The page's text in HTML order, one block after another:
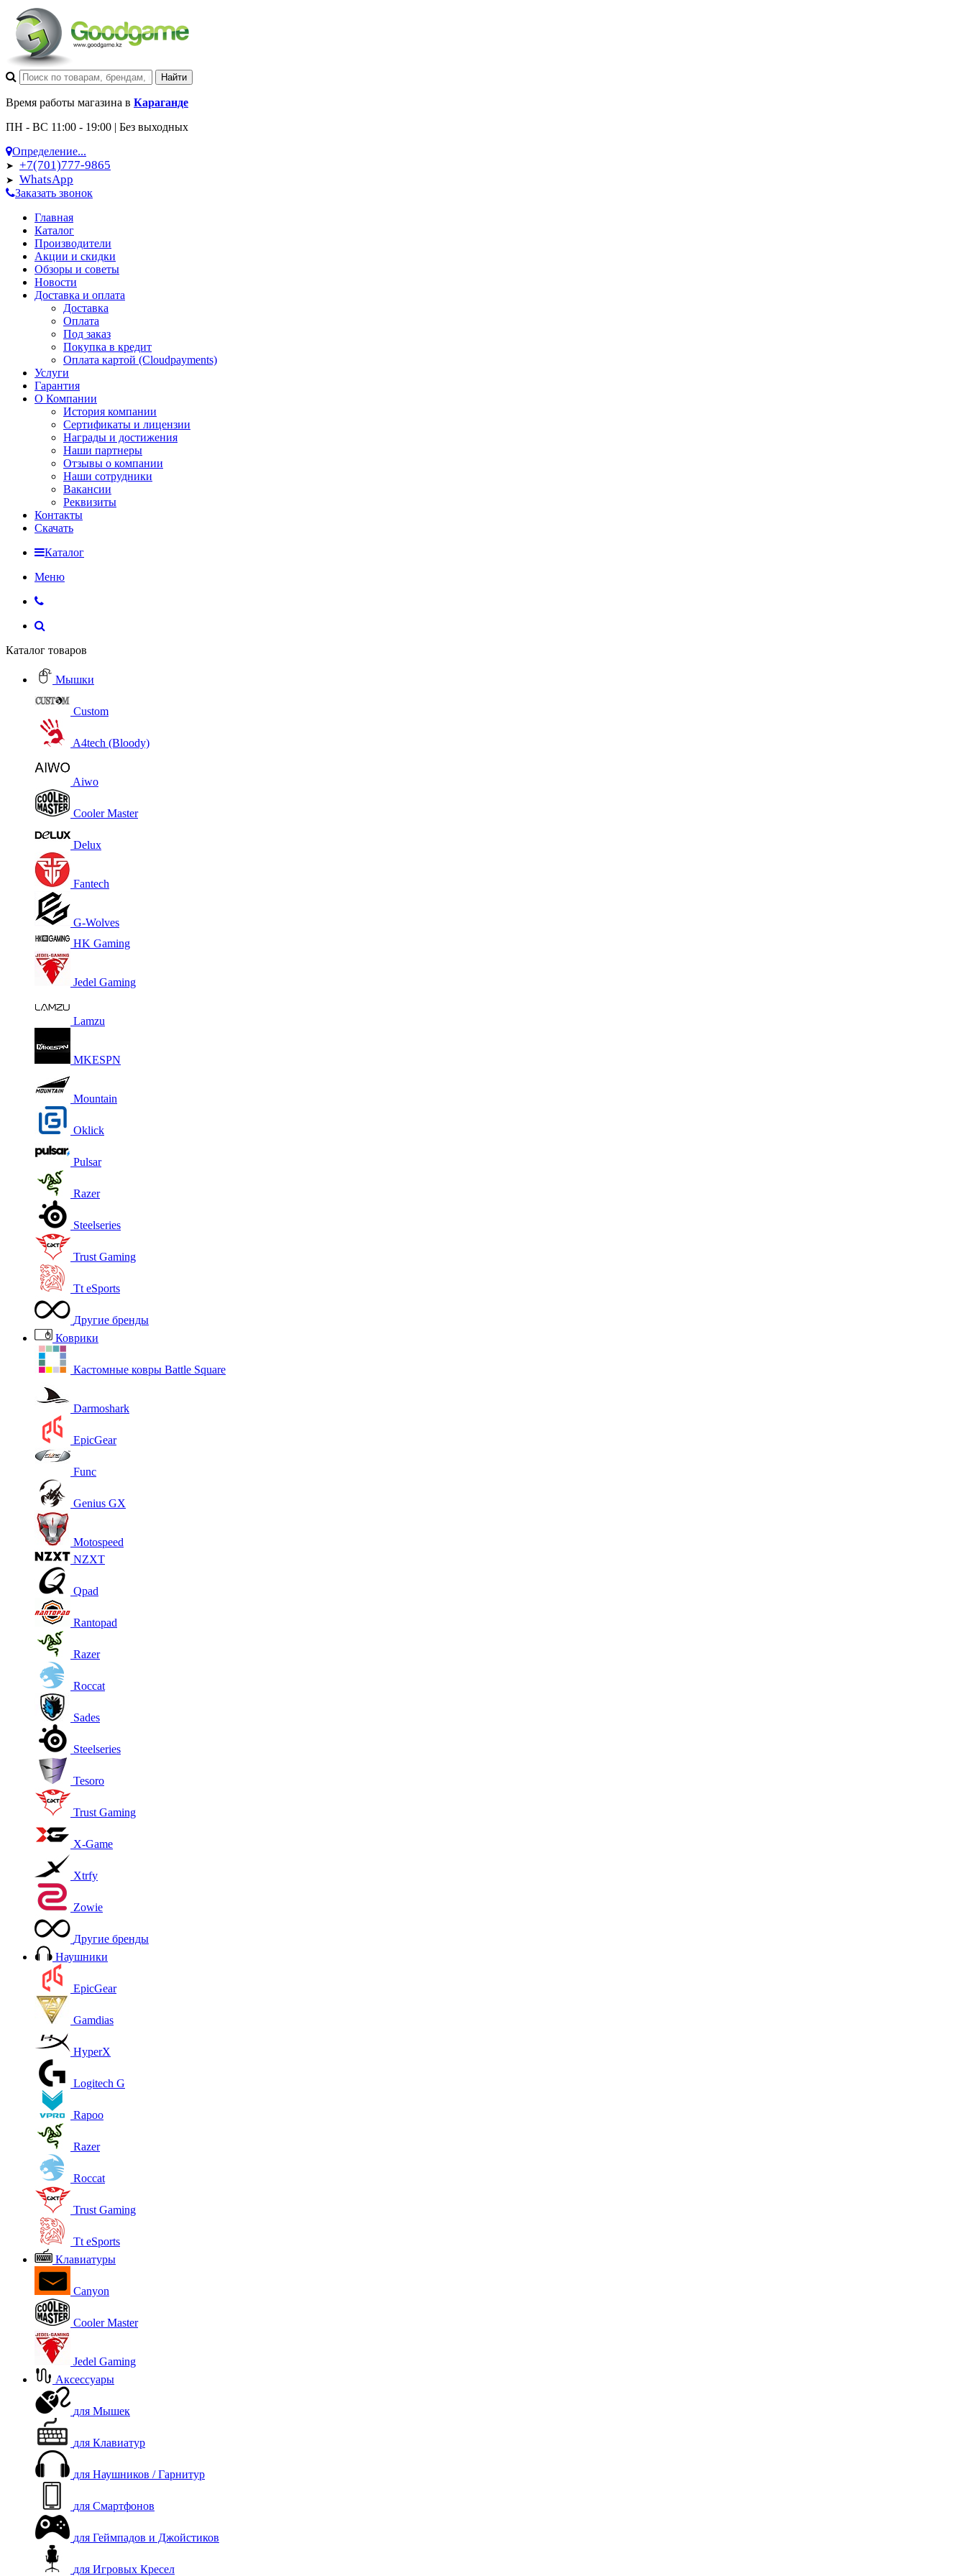
Время работы магазина в Караганде
ПН - ВС 11:00 - 19:00 | Без выходных
Определение...
➤ +7(701)777-9865
➤ WhatsApp
Заказать звонок
Главная
Каталог
Производители
Акции и скидки
Обзоры и советы
Новости
Доставка и оплата
Доставка
Оплата
Под заказ
Покупка в кредит
Оплата картой (Cloudpayments)
Услуги
Гарантия
О Компании
История компании
Сертификаты и лицензии
Награды и достижения
Наши партнеры
Отзывы о компании
Наши сотрудники
Вакансии
Реквизиты
Контакты
Скачать
Каталог
Меню
Каталог товаров
Мышки
Custom
A4tech (Bloody)
Aiwo
Cooler Master
Delux
Fantech
G-Wolves
HK Gaming
Jedel Gaming
Lamzu
MKESPN
Mountain
Oklick
Pulsar
Razer
Steelseries
Trust Gaming
Tt eSports
Другие бренды
Коврики
Кастомные ковры Battle Square
Darmoshark
EpicGear
Func
Genius GX
Motospeed
NZXT
Qpad
Rantopad
Razer
Roccat
Sades
Steelseries
Tesoro
Trust Gaming
X-Game
Xtrfy
Zowie
Другие бренды
Наушники
EpicGear
Gamdias
HyperX
Logitech G
Rapoo
Razer
Roccat
Trust Gaming
Tt eSports
Клавиатуры
Canyon
Cooler Master
Jedel Gaming
Аксессуары
для Мышек
для Клавиатур
для Наушников / Гарнитур
для Смартфонов
для Геймпадов и Джойстиков
для Игровых Кресел